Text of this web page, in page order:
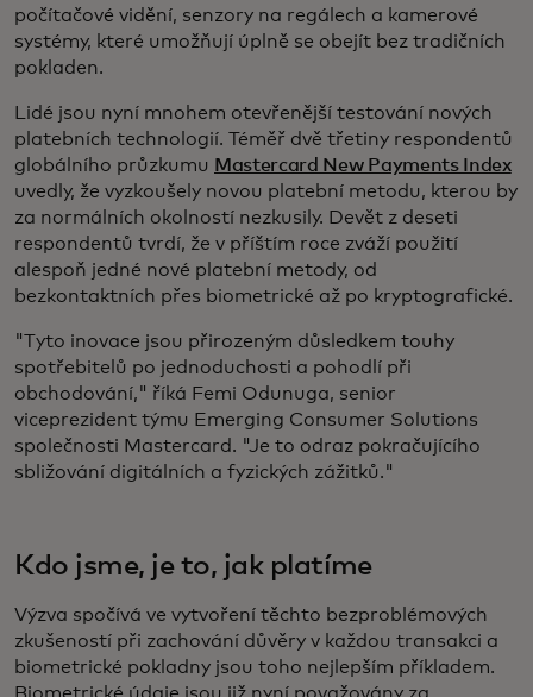
počítačové vidění, senzory na regálech a kamerové
systémy, které umožňují úplně se obejít bez tradičních
pokladen.
Lidé jsou nyní mnohem otevřenější testování nových
platebních technologií. Téměř dvě třetiny respondentů
globálního průzkumu Mastercard New Payments Index
uvedly, že vyzkoušely novou platební metodu, kterou by
za normálních okolností nezkusily. Devět z deseti
respondentů tvrdí, že v příštím roce zváží použití
alespoň jedné nové platební metody, od
bezkontaktních přes biometrické až po kryptografické.
"Tyto inovace jsou přirozeným důsledkem touhy
spotřebitelů po jednoduchosti a pohodlí při
obchodování," říká Femi Odunuga, senior
viceprezident týmu Emerging Consumer Solutions
společnosti Mastercard. "Je to odraz pokračujícího
sbližování digitálních a fyzických zážitků."
Kdo jsme, je to, jak platíme
Výzva spočívá ve vytvoření těchto bezproblémových
zkušeností při zachování důvěry v každou transakci a
biometrické pokladny jsou toho nejlepším příkladem.
Biometrické údaje jsou již nyní považovány za